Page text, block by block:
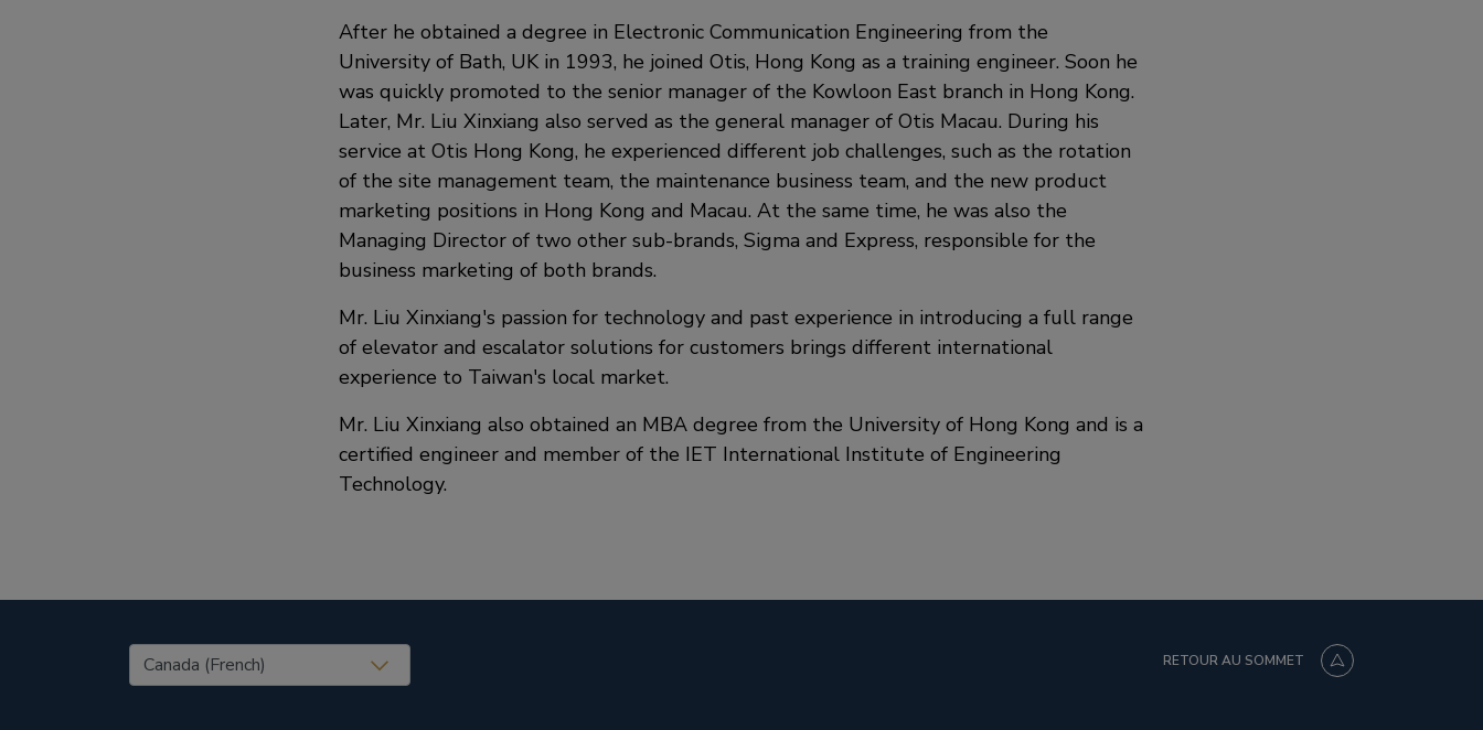
After he obtained a degree in Electronic Communication Engineering from the
University of Bath, UK in 1993, he joined Otis, Hong Kong as a training engineer. Soon he
was quickly promoted to the senior manager of the Kowloon East branch in Hong Kong.
Later, Mr. Liu Xinxiang also served as the general manager of Otis Macau. During his
service at Otis Hong Kong, he experienced different job challenges, such as the rotation
of the site management team, the maintenance business team, and the new product
marketing positions in Hong Kong and Macau. At the same time, he was also the
Managing Director of two other sub-brands, Sigma and Express, responsible for the
business marketing of both brands.
Mr. Liu Xinxiang's passion for technology and past experience in introducing a full range
of elevator and escalator solutions for customers brings different international
experience to Taiwan's local market.
Mr. Liu Xinxiang also obtained an MBA degree from the University of Hong Kong and is a
certified engineer and member of the IET International Institute of Engineering
Technology.
United States (EN) RETOUR AU SOMMET